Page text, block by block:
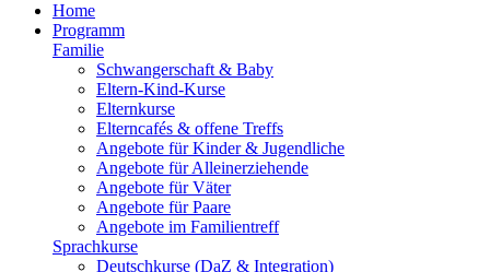
Home
Programm
Familie
Schwangerschaft & Baby
Eltern-Kind-Kurse
Elternkurse
Elterncafés & offene Treffs
Angebote für Kinder & Jugendliche
Angebote für Alleinerziehende
Angebote für Väter
Angebote für Paare
Angebote im Familientreff
Sprachkurse
Deutschkurse (DaZ & Integration)